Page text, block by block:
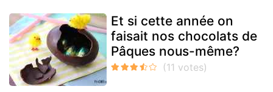
Et si cette année on
faisait nos chocolats de
Pâques nous-même?